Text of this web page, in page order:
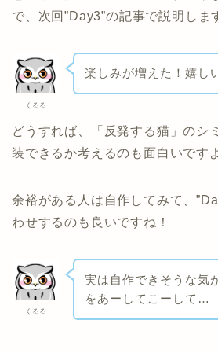
で、次回”Day3”の記事で説明しま
くるる
楽しみが増えた！嬉し
どうすれば、「反発する猫」のシ
装できるか考えるのも面白いです
余裕がある人は自作してみて、
わせするのも良いですね！
くるる
実は自作できそうな気
をあーしてこーして…